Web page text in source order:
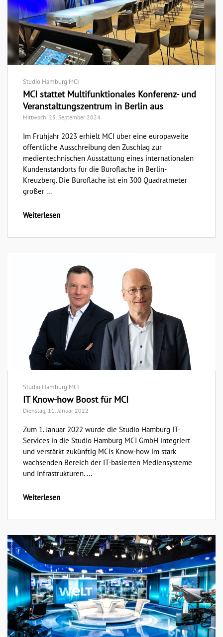
Studio Hamburg MCI
MCI stattet Multifunktionales Konferenz- und
Veranstaltungszentrum in Berlin aus
Mittwoch, 25. September 2024
Im Frühjahr 2023 erhielt MCI über eine europaweite
öffentliche Ausschreibung den Zuschlag zur
medientechnischen Ausstattung eines internationalen
Kundenstandorts für die Bürofläche in Berlin-
Kreuzberg. Die Bürofläche ist ein 300 Quadratmeter
großer ...
Weiterlesen
Studio Hamburg MCI
IT Know-how Boost für MCI
Dienstag, 11. Januar 2022
Zum 1. Januar 2022 wurde die Studio Hamburg IT-
Services in die Studio Hamburg MCI GmbH integriert
und verstärkt zukünftig MCIs Know-how im stark
wachsenden Bereich der IT-basierten Mediensysteme
und Infrastrukturen. ...
Weiterlesen